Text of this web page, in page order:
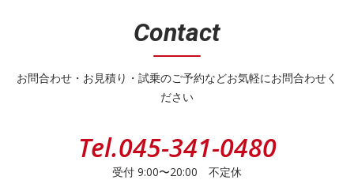
Contact
お問合わせ・お見積り・試乗のご予約などお気軽にお問合わせく
ださい
Tel.045-341-0480
受付 9:00〜20:00 不定休